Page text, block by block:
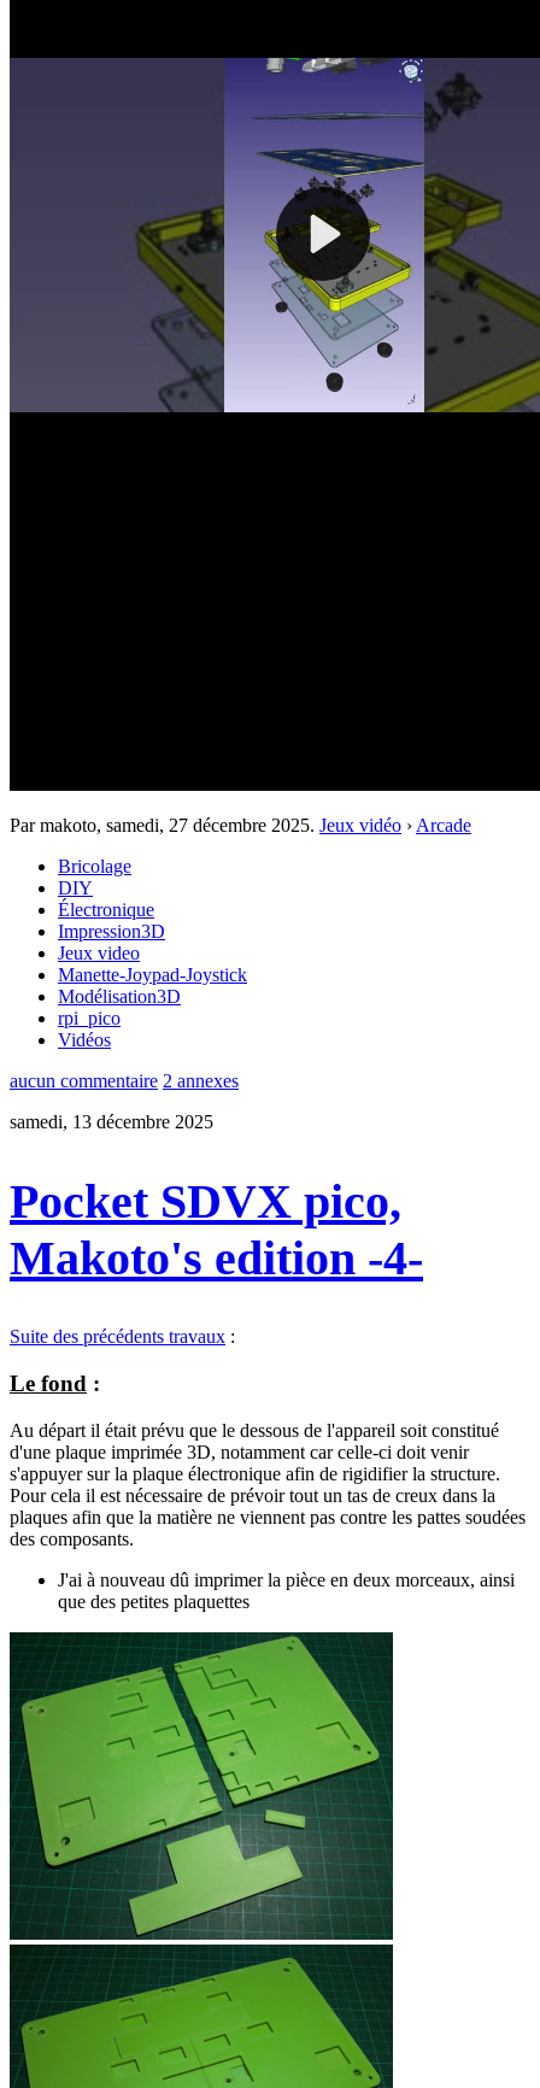
Par makoto, samedi, 27 décembre 2025. Jeux vidéo › Arcade
Bricolage
DIY
Électronique
Impression3D
Jeux video
Manette-Joypad-Joystick
Modélisation3D
rpi_pico
Vidéos
aucun commentaire 2 annexes
samedi, 13 décembre 2025
Pocket SDVX pico,
Makoto's edition -4-
Suite des précédents travaux :
Le fond :
Au départ il était prévu que le dessous de l'appareil soit constitué
d'une plaque imprimée 3D, notamment car celle-ci doit venir
s'appuyer sur la plaque électronique afin de rigidifier la structure.
Pour cela il est nécessaire de prévoir tout un tas de creux dans la
plaques afin que la matière ne viennent pas contre les pattes soudées
des composants.
J'ai à nouveau dû imprimer la pièce en deux morceaux, ainsi
que des petites plaquettes